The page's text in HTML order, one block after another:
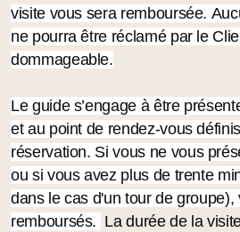
visite vous sera remboursée.
ne pourra être réclamé par le
dommageable.
Le guide s’engage à être
et au point de rendez-vous
réservation. Si vous ne vous
ou si vous avez plus de trente
dans le cas d'un tour de
remboursés. La durée de la